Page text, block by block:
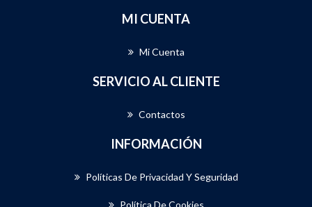
MI CUENTA
Mi Cuenta
SERVICIO AL CLIENTE
Contactos
INFORMACIÓN
Políticas De Privacidad Y Seguridad